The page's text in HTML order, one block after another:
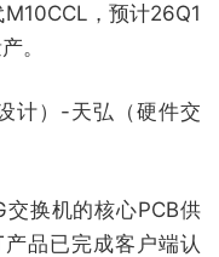
，预计26Q1
。
计）-天弘（硬件交
换机的核心PCB供
品已完成客户端认